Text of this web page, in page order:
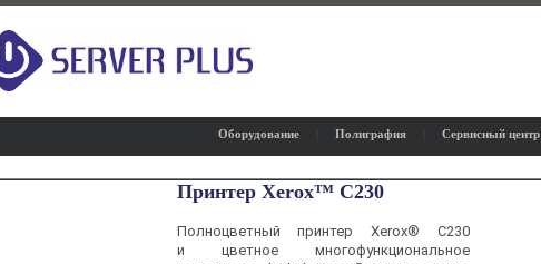
Оборудование Полиграфия Сервисный центр
Принтер Xerox™ C230
Полноцветный принтер Xerox® C230
и цветное многофункциональное